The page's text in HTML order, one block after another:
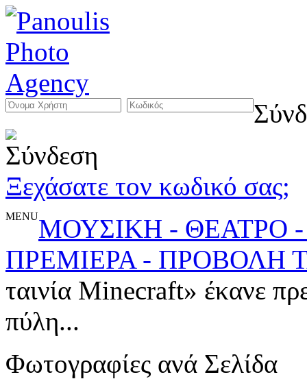
Ξεχάσατε τον κωδικό σας;
MENUΜΟΥΣΙΚΗ - ΘΕΑΤΡΟ
ΠΡΕΜΙΕΡΑ - ΠΡΟΒΟΛΗ
ταινία Minecraft» έκανε
πύλη...
Φωτογραφίες ανά Σελίδα